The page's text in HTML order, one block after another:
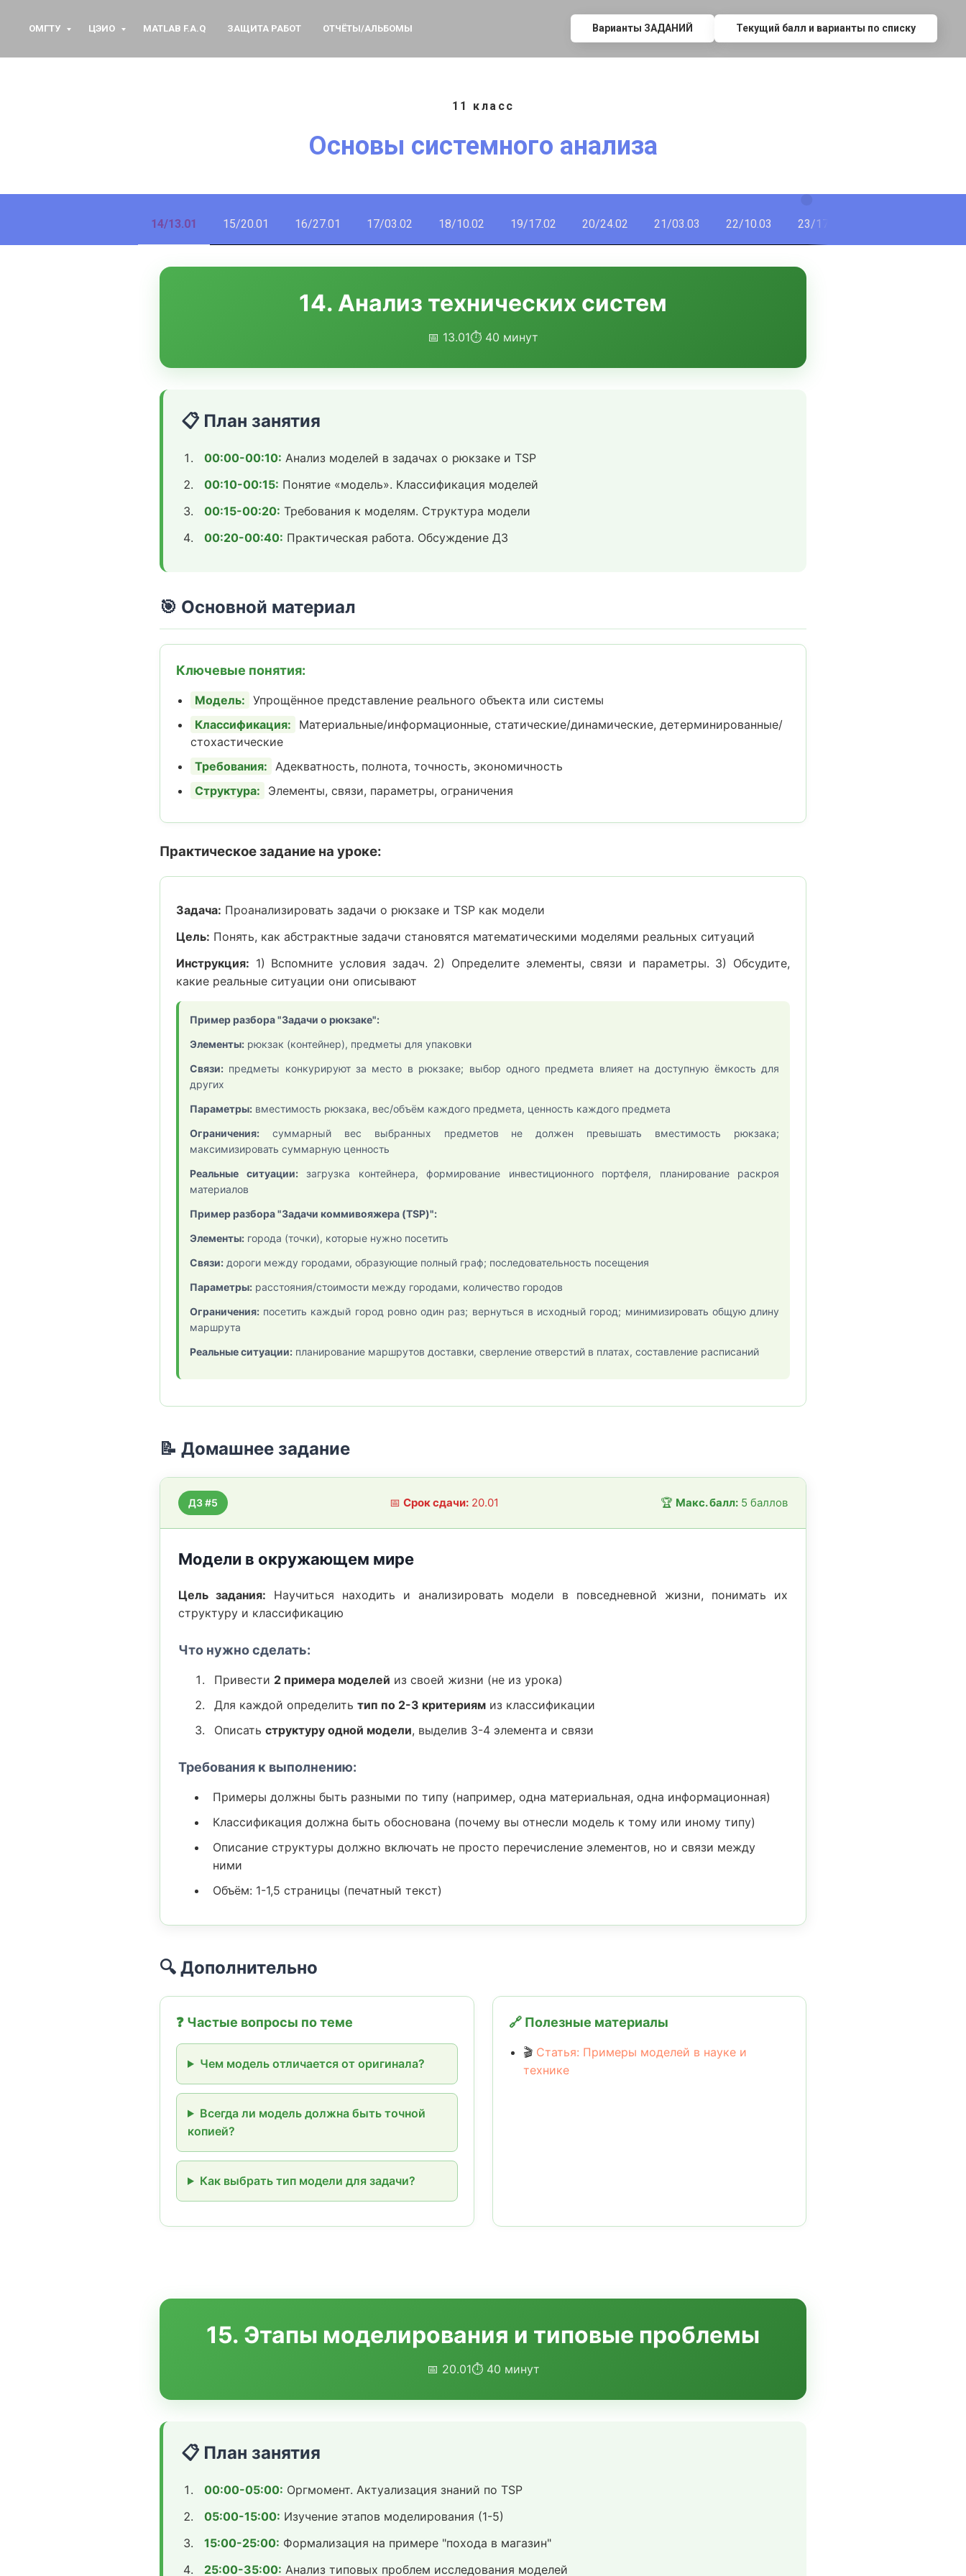
ОМГТУ ЦЭИО MATLAB F.A.Q ЗАЩИТА РАБОТ ОТЧЁТЫ/АЛЬБОМЫ Варианты ЗАДАНИЙ Текущий балл и варианты по списку
11 класс
Основы системного анализа
14/13.01 15/20.01 16/27.01 17/03.02 18/10.02 19/17.02 20/24.02 21/03.03 22/10.03 23/17.03
14. Анализ технических систем
📅 13.01⏱ 40 минут
📋 План занятия
00:00-00:10: Анализ моделей в задачах о рюкзаке и TSP
00:10-00:15: Понятие «модель». Классификация моделей
00:15-00:20: Требования к моделям. Структура модели
00:20-00:40: Практическая работа. Обсуждение ДЗ
🎯 Основной материал
Ключевые понятия:
Модель: Упрощённое представление реального объекта или системы
Классификация:
Материальные/информационные, статические/динамические, детерминированные/
стохастические
Требования: Адекватность, полнота, точность, экономичность
Структура:
Элементы, связи, параметры, ограничения
Практическое задание на уроке:
Задача: Проанализировать задачи о рюкзаке и TSP как модели
Цель: Понять, как абстрактные задачи становятся математическими моделями реальных ситуаций
Инструкция: 1) Вспомните условия задач. 2) Определите элементы, связи и параметры. 3) Обсудите,
какие реальные ситуации они описывают
Пример разбора "Задачи о рюкзаке":
Элементы: рюкзак (контейнер), предметы для упаковки
Связи: предметы конкурируют за место в рюкзаке; выбор одного предмета влияет на доступную ёмкость для
других
Параметры: вместимость рюкзака, вес/объём каждого предмета, ценность каждого предмета
Ограничения: суммарный вес выбранных предметов не должен превышать вместимость рюкзака;
максимизировать суммарную ценность
Реальные ситуации:загрузка контейнера, формирование инвестиционного портфеля, планирование раскроя
материалов
Пример разбора "Задачи коммивояжера (TSP)":
Элементы: города (точки), которые нужно посетить
Связи: дороги между городами, образующие полный граф; последовательность посещения
Параметры: расстояния/стоимости между городами, количество городов
Ограничения: посетить каждый город ровно один раз; вернуться в исходный город; минимизировать общую длину
маршрута
Реальные ситуации: планирование маршрутов доставки, сверление отверстий в платах, составление расписаний
📝 Домашнее задание
ДЗ #5 📅 Срок сдачи: 20.01 🏆 Макс. балл: 5 баллов
Модели в окружающем мире
Цель задания: Научиться находить и анализировать модели в повседневной жизни, понимать их
структуру и классификацию
Что нужно сделать:
Привести 2 примера моделей из своей жизни (не из урока)
Для каждой определить тип по 2-3 критериям из классификации
Описать структуру одной модели, выделив 3-4 элемента и связи
Требования к выполнению:
Примеры должны быть разными по типу (например, одна материальная, одна информационная)
Классификация должна быть обоснована (почему вы отнесли модель к тому или иному типу)
Описание структуры должно включать не просто перечисление элементов, но и связи между
ними
Объём: 1-1,5 страницы (печатный текст)
🔍 Дополнительно
❓ Частые вопросы по теме
Чем модель отличается от оригинала?
Всегда ли модель должна быть точной
копией?
Как выбрать тип модели для задачи?
🔗 Полезные материалы
🎬 Статья: Примеры моделей в науке и
технике
15. Этапы моделирования и типовые проблемы
📅 20.01⏱ 40 минут
📋 План занятия
00:00-05:00: Оргмомент. Актуализация знаний по TSP
05:00-15:00: Изучение этапов моделирования (1-5)
15:00-25:00: Формализация на примере "похода в магазин"
25:00-35:00: Анализ типовых проблем исследования моделей